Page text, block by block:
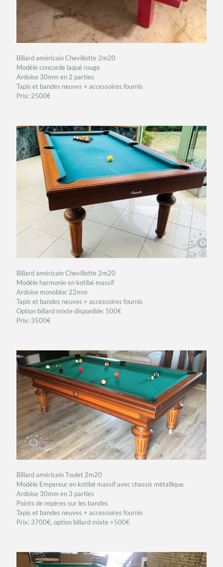
Billard américain Chevillotte 2m20
Modèle concorde laqué rouge
Ardoise 30mm en 2 parties
Tapis et bandes neuves + accessoires fournis
Prix: 2500€
Billard américain Chevillotte 2m20
Modèle harmonie en kotibé massif
Ardoise monobloc 22mm
Tapis et bandes neuves + accessoires fournis
Option billard mixte disponible: 500€
Prix: 3500€
Billard américain Toulet 2m20
Modèle Empereur en kotibé massif avec chassis métallique
Ardoise 30mm en 3 parties
Points de repères sur les bandes
Tapis et bandes neuves + accessoires fournis
Prix: 3700€, option billard mixte +500€